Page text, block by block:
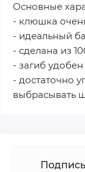
Основные
- клюшка
- идеальный
- сделана из
- загиб
- достаточно
выбрасывать